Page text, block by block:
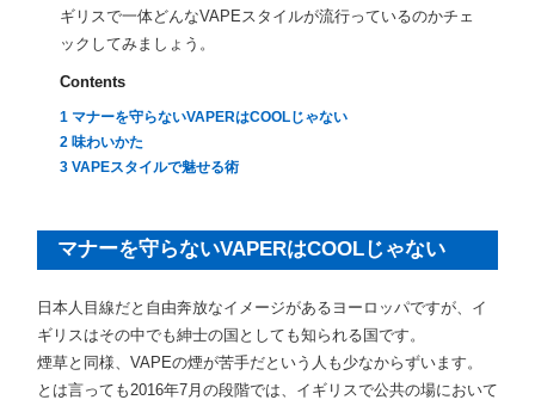
ギリスで一体どんなVAPEスタイルが流行っているのかチェ
ックしてみましょう。
Contents
1 マナーを守らないVAPERはCOOLじゃない
2 味わいかた
3 VAPEスタイルで魅せる術
マナーを守らないVAPERはCOOLじゃない
日本人目線だと自由奔放なイメージがあるヨーロッパですが、イ
ギリスはその中でも紳士の国としても知られる国です。
煙草と同様、VAPEの煙が苦手だという人も少なからずいます。
とは言っても2016年7月の段階では、イギリスで公共の場において